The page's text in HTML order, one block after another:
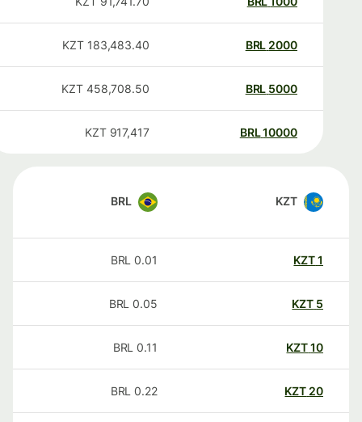
2000
BRL
183,483.40
KZT
5000
BRL
458,708.50
KZT
10000
BRL
917,417
KZT
KZT
BRL
KZT
0.01
BRL
KZT
0.05
BRL
KZT
0.11
BRL
20
KZT
0.22
BRL